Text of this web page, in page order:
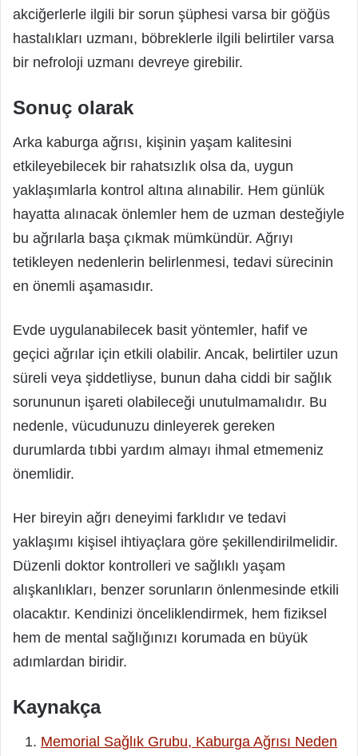
akciğerlerle ilgili bir sorun şüphesi varsa bir göğüs
hastalıkları uzmanı, böbreklerle ilgili belirtiler varsa
bir nefroloji uzmanı devreye girebilir.
Sonuç olarak
Arka kaburga ağrısı, kişinin yaşam kalitesini
etkileyebilecek bir rahatsızlık olsa da, uygun
yaklaşımlarla kontrol altına alınabilir. Hem günlük
hayatta alınacak önlemler hem de uzman desteğiyle
bu ağrılarla başa çıkmak mümkündür. Ağrıyı
tetikleyen nedenlerin belirlenmesi, tedavi sürecinin
en önemli aşamasıdır.
Evde uygulanabilecek basit yöntemler, hafif ve
geçici ağrılar için etkili olabilir. Ancak, belirtiler uzun
süreli veya şiddetliyse, bunun daha ciddi bir sağlık
sorununun işareti olabileceği unutulmamalıdır. Bu
nedenle, vücudunuzu dinleyerek gereken
durumlarda tıbbi yardım almayı ihmal etmemeniz
önemlidir.
Her bireyin ağrı deneyimi farklıdır ve tedavi
yaklaşımı kişisel ihtiyaçlara göre şekillendirilmelidir.
Düzenli doktor kontrolleri ve sağlıklı yaşam
alışkanlıkları, benzer sorunların önlenmesinde etkili
olacaktır. Kendinizi önceliklendirmek, hem fiziksel
hem de mental sağlığınızı korumada en büyük
adımlardan biridir.
Kaynakça
Memorial Sağlık Grubu, Kaburga Ağrısı Neden